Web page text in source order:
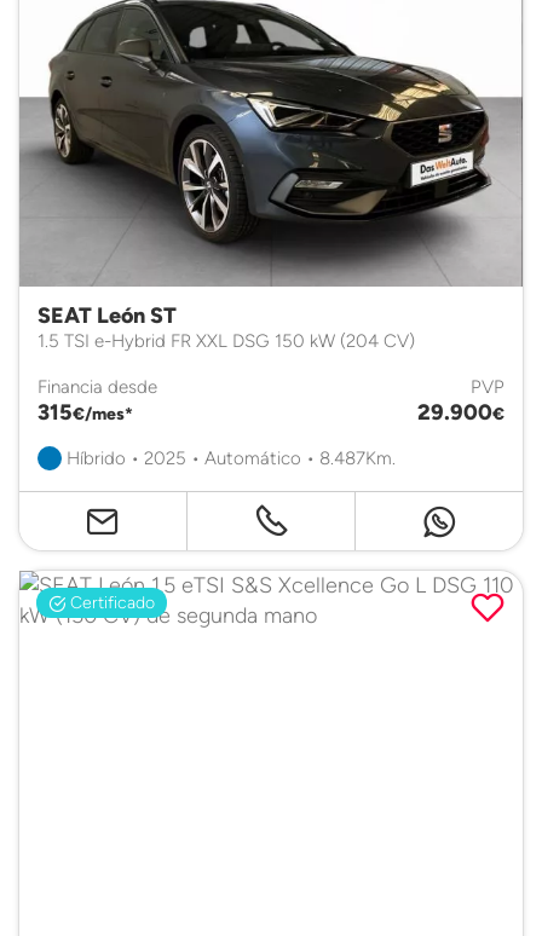
SEAT León ST
1.5 TSI e-Hybrid FR XXL DSG 150 kW (204 CV)
Financia desde
315€/mes*
PVP
29.900€
Híbrido • 2025 • Automático • 8.487Km.
Certificado